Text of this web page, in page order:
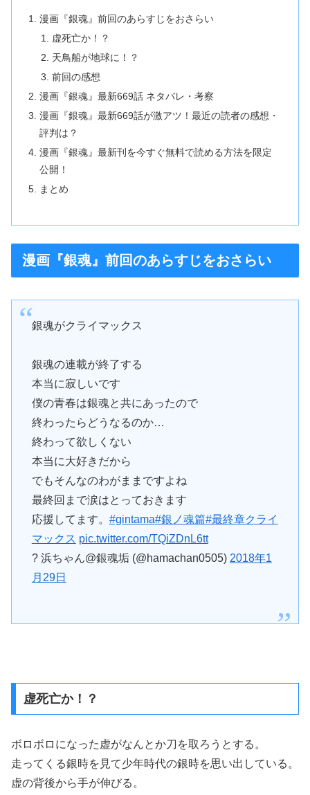
漫画『銀魂』前回のあらすじをおさらい
虚死亡か！？
天鳥船が地球に！？
前回の感想
漫画『銀魂』最新669話 ネタバレ・考察
漫画『銀魂』最新669話が激アツ！最近の読者の感想・
評判は？
漫画『銀魂』最新刊を今すぐ無料で読める方法を限定
公開！
まとめ
漫画『銀魂』前回のあらすじをおさらい
銀魂がクライマックス
銀魂の連載が終了する
本当に寂しいです
僕の青春は銀魂と共にあったので
終わったらどうなるのか…
終わって欲しくない
本当に大好きだから
でもそんなのわがままですよね
最終回まで涙はとっておきます
応援してます。 #gintama#銀ノ魂篇#最終章クライ
マックス pic.twitter.com/TQiZDnL6tt
? 浜ちゃん@銀魂垢 (@hamachan0505) 2018年1
月29日
虚死亡か！？
ボロボロになった虚がなんとか刀を取ろうとする。
走ってくる銀時を見て少年時代の銀時を思い出している。
虚の背後から手が伸びる。